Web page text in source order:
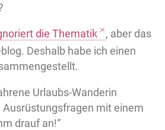
die Thematik
, aber das
Deshalb habe ich einen
Urlaubs-Wanderin
mit einem
drauf an!“